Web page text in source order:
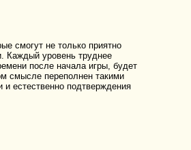
смогут не только приятно
Каждый уровень труднее
после начала игры, будет
смысле переполнен такими
естественно подтверждения